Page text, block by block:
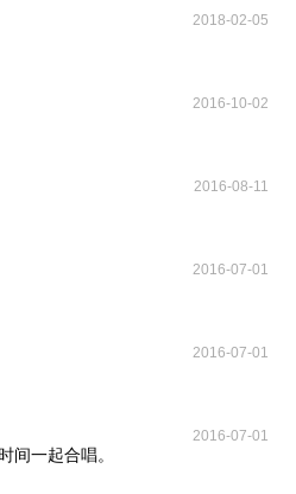
2018-02-05
2016-10-02
2016-08-11
2016-07-01
2016-07-01
2016-07-01
间一起合唱。